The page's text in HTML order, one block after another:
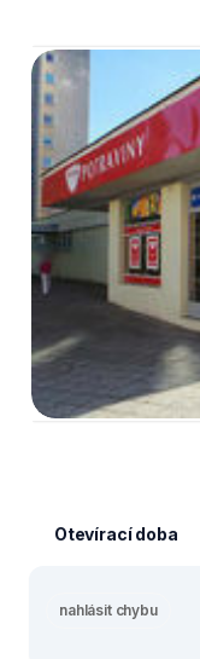
Otevírací doba
nahlásit chybu